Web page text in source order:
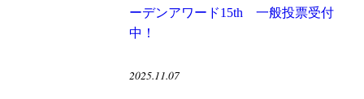
ーデンアワード15th 一般投票受付
中！
2025.11.07